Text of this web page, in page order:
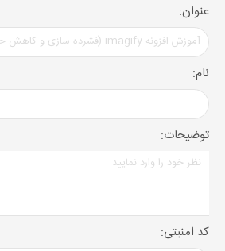
عنوان:
نام:
توضیحات:
کد امنیتی: